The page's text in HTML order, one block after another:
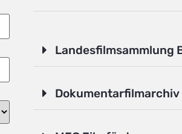
Landesfilmsammlung
Dokumentarfilmarchiv